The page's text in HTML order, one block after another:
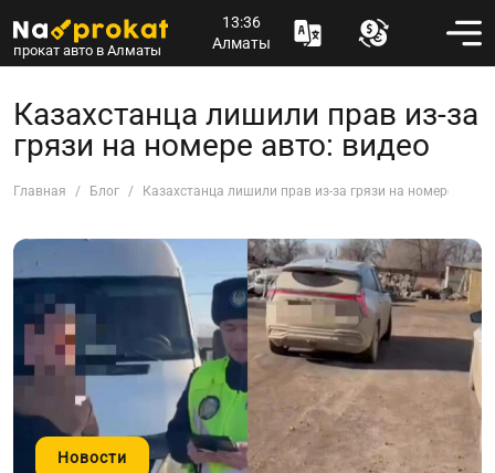
прокат авто в Алматы
13:36
Алматы
Казахстанца лишили прав из-за
грязи на номере авто: видео
Главная Блог Казахстанца лишили прав из-за грязи на номере авто:
Новости